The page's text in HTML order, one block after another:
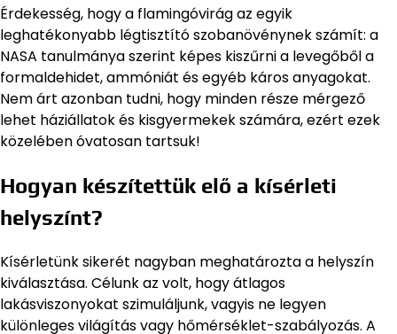
Érdekesség, hogy a flamingóvirág az egyik
leghatékonyabb légtisztító szobanövénynek számít: a
NASA tanulmánya szerint képes kiszűrni a levegőből a
formaldehidet, ammóniát és egyéb káros anyagokat.
Nem árt azonban tudni, hogy minden része mérgező
lehet háziállatok és kisgyermekek számára, ezért ezek
közelében óvatosan tartsuk!
Hogyan készítettük elő a kísérleti
helyszínt?
Kísérletünk sikerét nagyban meghatározta a helyszín
kiválasztása. Célunk az volt, hogy átlagos
lakásviszonyokat szimuláljunk, vagyis ne legyen
különleges világítás vagy hőmérséklet-szabályozás. A